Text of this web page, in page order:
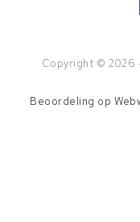
Copyright © 2026
Beoordeling op